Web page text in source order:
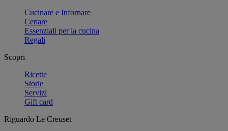
Cucinare e Infornare
Cenare
Essenziali per la cucina
Regali
Scopri
Ricette
Storie
Servizi
Gift card
Riguardo Le Creuset